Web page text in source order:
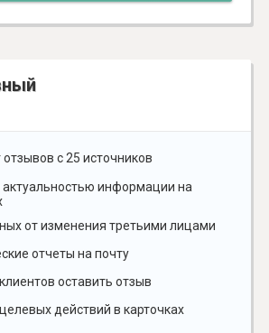
с 25 источников
актуальностью информации на
от изменения третьими лицами
отчеты на почту
оставить отзыв
действий в карточках